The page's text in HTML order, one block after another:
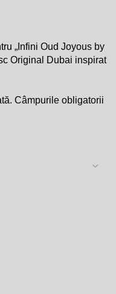
„Infini Oud Joyous by
Original Dubai inspirat
Câmpurile obligatorii